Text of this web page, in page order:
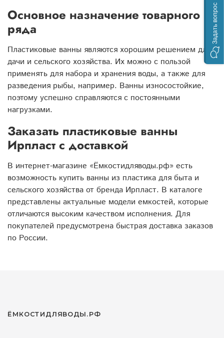
Основное назначение товарного
ряда
Пластиковые ванны являются хорошим решением для
дачи и сельского хозяйства. Их можно с пользой
применять для набора и хранения воды, а также для
разведения рыбы, например. Ванны износостойкие,
поэтому успешно справляются с постоянными
нагрузками.
Заказать пластиковые ванны
Ирпласт с доставкой
В интернет-магазине «Ёмкостидляводы.рф» есть
возможность купить ванны из пластика для быта и
сельского хозяйства от бренда Ирпласт. В каталоге
представлены актуальные модели емкостей, которые
отличаются высоким качеством исполнения. Для
покупателей предусмотрена быстрая доставка заказов
по России.
ЁМКОСТИДЛЯВОДЫ.РФ
Задать вопрос